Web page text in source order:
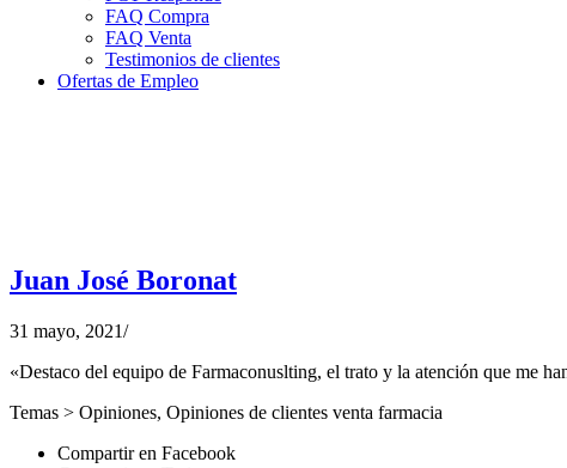
FAQ Compra
FAQ Venta
Testimonios de clientes
Ofertas de Empleo
Juan José Boronat
31 mayo, 2021/
«Destaco del equipo de Farmaconuslting, el trato y la atención que me
Temas > Opiniones, Opiniones de clientes venta farmacia
Compartir en Facebook